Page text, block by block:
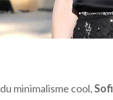
minimalisme cool,